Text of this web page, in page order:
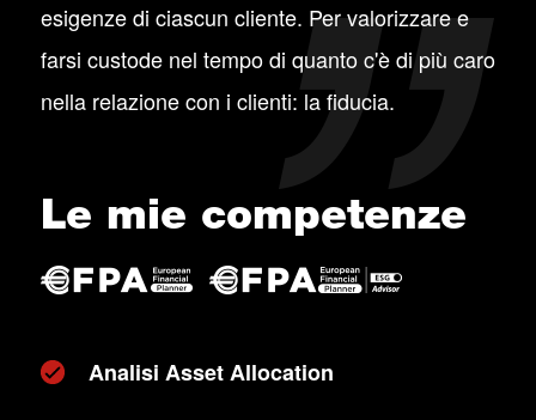
esigenze di ciascun cliente. Per valorizzare e
farsi custode nel tempo di quanto c'è di più caro
nella relazione con i clienti: la fiducia.
Le mie competenze
Analisi Asset Allocation